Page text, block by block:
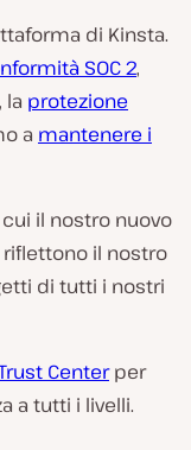
di Kinsta.
SOC 2,
la protezione
a mantenere i
il nostro nuovo
riflettono il nostro
di tutti i nostri
Centerper
a tutti i livelli.